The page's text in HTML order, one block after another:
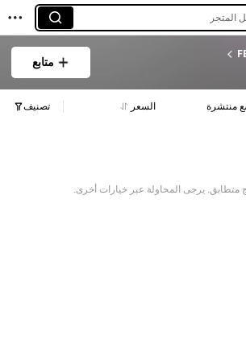
المتجر
متابع
منتشرة السعر تصنيف
متطابق. يرجى المحاولة عبر خيارات أخرى.